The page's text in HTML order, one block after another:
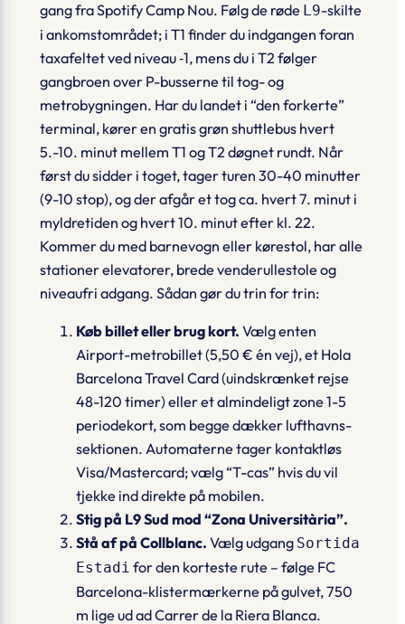
gang fra Spotify Camp Nou. Følg de røde L9-skilte
i ankomstområdet; i T1 finder du indgangen foran
taxafeltet ved niveau ‑1, mens du i T2 følger
gangbroen over P-busserne til tog- og
metrobygningen. Har du landet i “den forkerte”
terminal, kører en gratis grøn shuttlebus hvert
5.-10. minut mellem T1 og T2 døgnet rundt. Når
først du sidder i toget, tager turen 30-40 minutter
(9-10 stop), og der afgår et tog ca. hvert 7. minut i
myldretiden og hvert 10. minut efter kl. 22.
Kommer du med barnevogn eller kørestol, har alle
stationer elevatorer, brede venderullestole og
niveaufri adgang. Sådan gør du trin for trin:
Køb billet eller brug kort. Vælg enten
Airport-metrobillet(5,50 € én vej), et Hola
Barcelona Travel Card(uindskrænket rejse
48-120 timer) eller et almindeligt zone 1-5
periodekort, som begge dækker lufthavns­
sektionen. Automaterne tager kontaktløs
Visa/Mastercard; vælg “T-cas” hvis du vil
tjekke ind direkte på mobilen.
Stig på L9 Sud mod “Zona Universitària”.
Stå af på Collblanc. Vælg udgang Sortida
Estadi for den korteste rute – følge FC
Barcelona-klistermærkerne på gulvet, 750
m lige ud ad Carrer de la Riera Blanca.